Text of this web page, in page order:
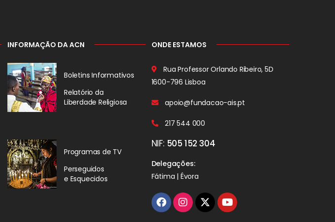
INFORMAÇÃO DA ACN
Boletins Informativos
Relatório da
Liberdade Religiosa
Programas de TV
Perseguidos
e Esquecidos
ONDE ESTAMOS
Rua Professor Orlando Ribeiro, 5D
1600-796 Lisboa
apoio@fundacao-ais.pt
217 544 000
NIF: 505 152 304
Delegações:
Fátima | Évora